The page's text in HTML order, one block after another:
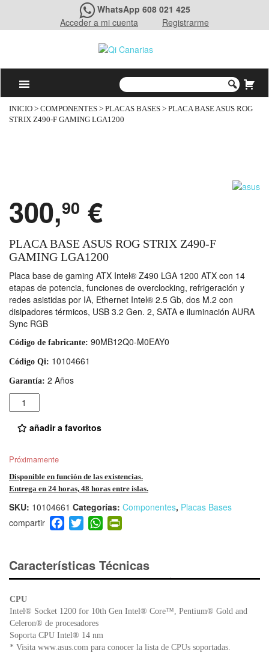
WhatsApp 608 021 425
Acceder a mi cuenta
Registrarme
INICIO > COMPONENTES > PLACAS BASES > PLACA BASE ASUS ROG
STRIX Z490-F GAMING LGA1200
300,90 €
PLACA BASE ASUS ROG STRIX Z490-F
GAMING LGA1200
Placa base de gaming ATX Intel® Z490 LGA 1200 ATX con 14
etapas de potencia, funciones de overclocking, refrigeración y
redes asistidas por IA, Ethernet Intel® 2.5 Gb, dos M.2 con
disipadores térmicos, USB 3.2 Gen. 2, SATA e iluminación AURA
Sync RGB
Código de fabricante: 90MB12Q0-M0EAY0
Código Qi: 10104661
Garantía: 2 Años
Cantidad
añadir a favoritos
Próximamente
Disponible en función de las existencias.
Entrega en 24 horas, 48 horas entre islas.
SKU: 10104661 Categorías: Componentes, Placas Bases
F
a
e
b
o
k
T
wi
er
W
h
s
A
p
ri
e
dl
Características Técnicas
CPU
Intel® Socket 1200 for 10th Gen Intel® Core™, Pentium® Gold and
Celeron® de procesadores
Soporta CPU Intel® 14 nm
* Visita www.asus.com para conocer la lista de CPUs soportadas.